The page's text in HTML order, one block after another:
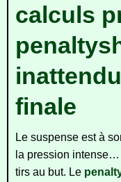
calculs
finale
Le suspense est à
la pression
tirs au but. Le